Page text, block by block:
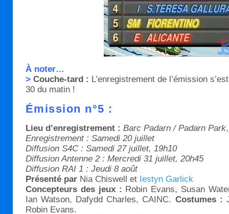
À noter…
> Couche-tard : L’enregistrement de l’émission
30 du matin !
Émission n°5 :
Lieu d’enregistrement : Barc Padarn / Padarn Park
Enregistrement : Samedi 20 juillet
Diffusion S4C : Samedi 27 juillet, 19h10
Diffusion Antenne 2 : Mercredi 31 juillet, 20h45
Diffusion RAI 1 : Jeudi 8 août
Présenté par Nia Chiswell et Iestyn Garlick
Concepteurs des jeux : Robin Evans, Susan
Ian Watson, Dafydd Charles, CAINC. Costumes :
Robin Evans.